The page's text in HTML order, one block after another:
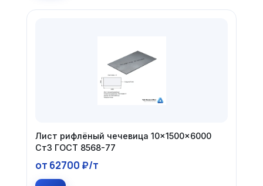
Лист рифлёный чечевица 10×1500×6000
Ст3 ГОСТ 8568-77
от 62700 ₽/т